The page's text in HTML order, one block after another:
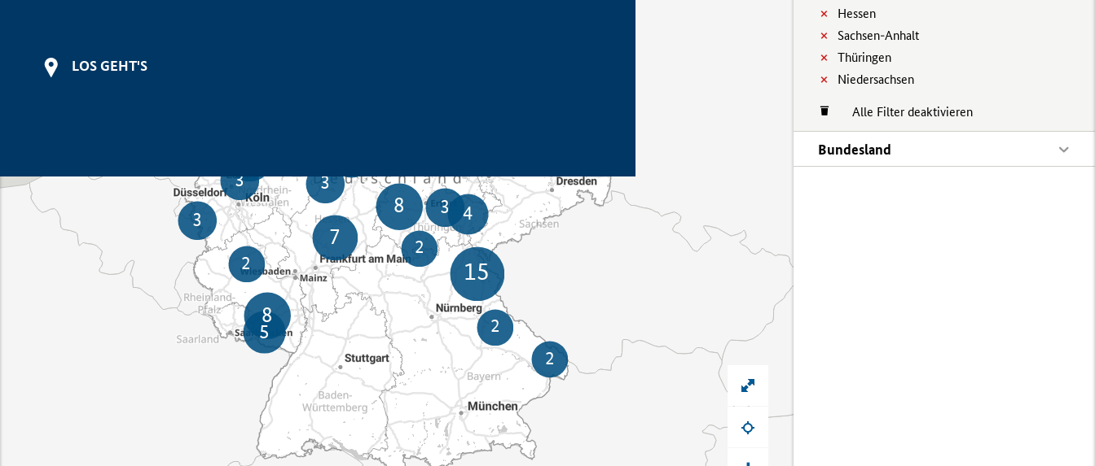
Hessen
Sachsen-Anhalt
Thüringen
Niedersachsen
Alle Filter deaktivieren
Bundesland
LOS GEHT'S